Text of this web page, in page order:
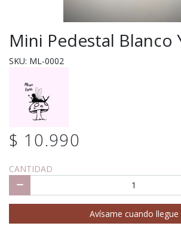
Mini Pedestal Blanco
SKU: ML-0002
$ 10.990
CANTIDAD
Avísame cuando llegue